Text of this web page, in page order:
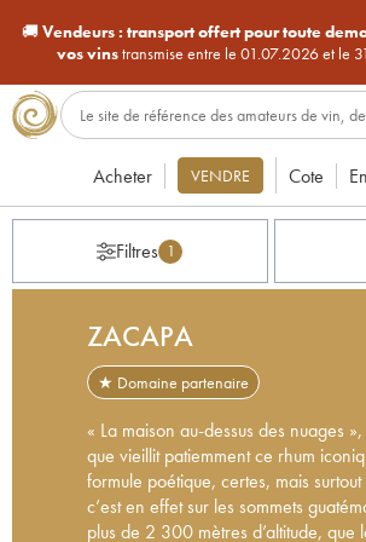
🚚Vendeurs : transport offert pour toute
vos vinstransmise entre le 01.07.2026 et le
Acheter VENDRE Cote
Filtres 1
ZACAPA
★ Domaine partenaire
« La maison au-dessus des nuages »,
que vieillit patiemment ce rhum
formule poétique, certes, mais
c’est en effet sur les sommets
plus de 2 300 mètres d’altitude, que